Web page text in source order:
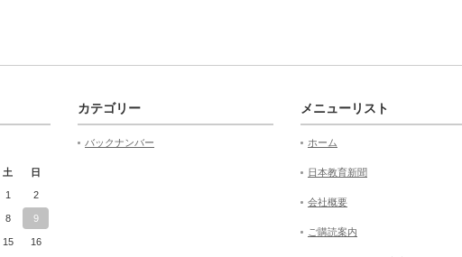
土 日
1 2
8 9
15 16
カテゴリー
バックナンバー
メニューリスト
ホーム
日本教育新聞
会社概要
ご購読案内